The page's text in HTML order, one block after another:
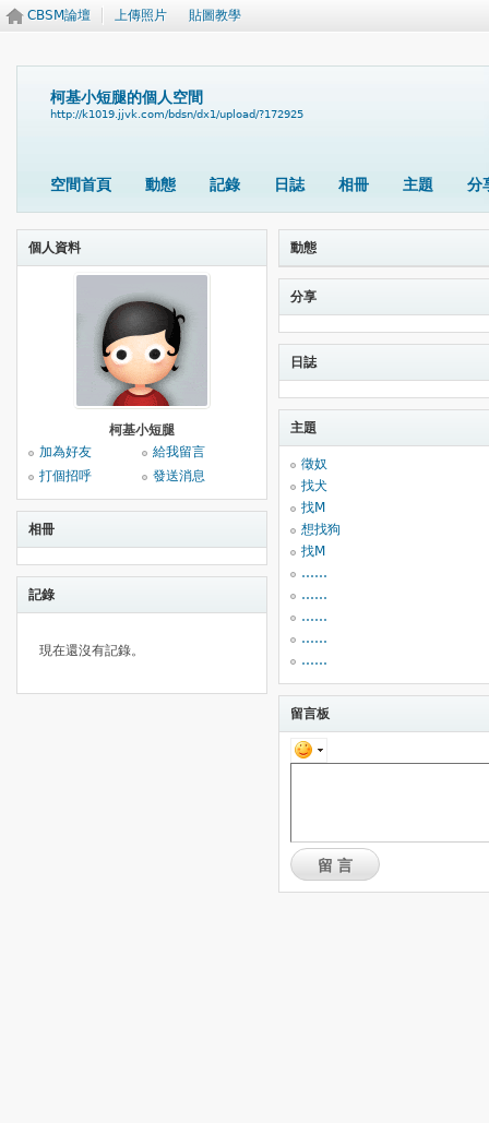
CBSM論壇 上傳照片 貼圖教學
柯基小短腿的個人空間
http://k1019.jjvk.com/bdsn/dx1/upload/?172925
空間首頁 動態 記錄 日誌 相冊 主題 分
個人資料
柯基小短腿
加為好友
給我留言
打個招呼
發送消息
相冊
記錄
現在還沒有記錄。
動態
分享
日誌
主題
徵奴
找犬
找M
想找狗
找M
……
……
……
……
……
留言板
留言